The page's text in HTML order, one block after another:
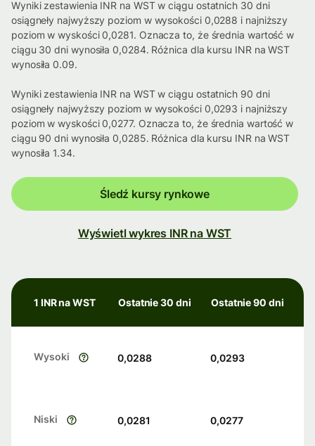
Wyniki zestawienia INR na WST w ciągu ostatnich 30 dni
osiągneły najwyższy poziom w wysokości 0,0288 i najniższy
poziom w wyskości 0,0281. Oznacza to, że średnia wartość w
ciągu 30 dni wynosiła 0,0284. Różnica dla kursu INR na WST
wynosiła 0.09.
Wyniki zestawienia INR na WST w ciągu ostatnich 90 dni
osiągneły najwyższy poziom w wysokości 0,0293 i najniższy
poziom w wyskości 0,0277. Oznacza to, że średnia wartość w
ciągu 90 dni wynosiła 0,0285. Różnica dla kursu INR na WST
wynosiła 1.34.
Śledź kursy rynkowe
Wyświetl wykres INR na WST
1 INR na WST Ostatnie 30 dni Ostatnie 90 dni
Wysoki 0,0288 0,0293
Niski 0,0281 0,0277